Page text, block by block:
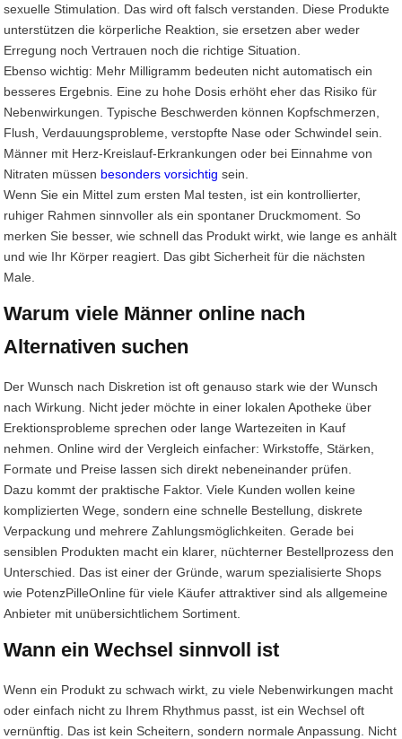
sexuelle Stimulation. Das wird oft falsch verstanden. Diese Produkte
unterstützen die körperliche Reaktion, sie ersetzen aber weder
Erregung noch Vertrauen noch die richtige Situation.
Ebenso wichtig: Mehr Milligramm bedeuten nicht automatisch ein
besseres Ergebnis. Eine zu hohe Dosis erhöht eher das Risiko für
Nebenwirkungen. Typische Beschwerden können Kopfschmerzen,
Flush, Verdauungsprobleme, verstopfte Nase oder Schwindel sein.
Männer mit Herz-Kreislauf-Erkrankungen oder bei Einnahme von
Nitraten müssen besonders vorsichtig sein.
Wenn Sie ein Mittel zum ersten Mal testen, ist ein kontrollierter,
ruhiger Rahmen sinnvoller als ein spontaner Druckmoment. So
merken Sie besser, wie schnell das Produkt wirkt, wie lange es anhält
und wie Ihr Körper reagiert. Das gibt Sicherheit für die nächsten
Male.
Warum viele Männer online nach
Alternativen suchen
Der Wunsch nach Diskretion ist oft genauso stark wie der Wunsch
nach Wirkung. Nicht jeder möchte in einer lokalen Apotheke über
Erektionsprobleme sprechen oder lange Wartezeiten in Kauf
nehmen. Online wird der Vergleich einfacher: Wirkstoffe, Stärken,
Formate und Preise lassen sich direkt nebeneinander prüfen.
Dazu kommt der praktische Faktor. Viele Kunden wollen keine
komplizierten Wege, sondern eine schnelle Bestellung, diskrete
Verpackung und mehrere Zahlungsmöglichkeiten. Gerade bei
sensiblen Produkten macht ein klarer, nüchterner Bestellprozess den
Unterschied. Das ist einer der Gründe, warum spezialisierte Shops
wie PotenzPilleOnline für viele Käufer attraktiver sind als allgemeine
Anbieter mit unübersichtlichem Sortiment.
Wann ein Wechsel sinnvoll ist
Wenn ein Produkt zu schwach wirkt, zu viele Nebenwirkungen macht
oder einfach nicht zu Ihrem Rhythmus passt, ist ein Wechsel oft
vernünftig. Das ist kein Scheitern, sondern normale Anpassung. Nicht